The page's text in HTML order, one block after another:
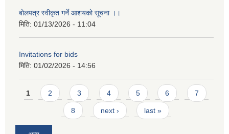
बोलपत्र स्वीकृत गर्ने आशयको सूचना ।।
मिति: 01/13/2026 - 11:04
Invitations for bids
मिति: 01/02/2026 - 14:56
Pages
1 2 3 4 5 6 7
8 next › last »